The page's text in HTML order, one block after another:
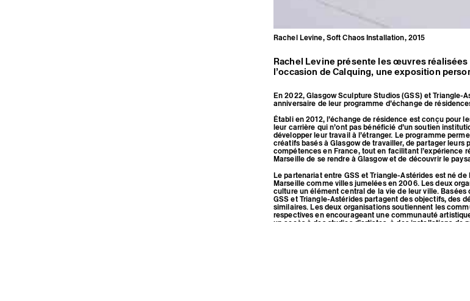
Rachel Levine, Soft Chaos Installation, 2015
Rachel Levine présente les œuvres réalisées
l’occasion de Calquing, une exposition
En 2022, Glasgow Sculpture Studios (GSS) et Triangle-
anniversaire de leur programme d’échange de
Établi en 2012, l’échange de résidence est conçu pour
leur carrière qui n’ont pas bénéficié d’un soutien
développer leur travail à l’étranger. Le programme
créatifs basés à Glasgow de travailler, de partager leurs
compétences en France, tout en facilitant l’expérience
Marseille de se rendre à Glasgow et de découvrir le
Le partenariat entre GSS et Triangle-Astérides est né
Marseille comme villes jumelées en 2006. Les deux
culture un élément central de la vie de leur ville. Basées
GSS et Triangle-Astérides partagent des objectifs, des
similaires. Les deux organisations soutiennent les
respectives en encourageant une communauté
un accès à des studios d’artistes, à des installations de